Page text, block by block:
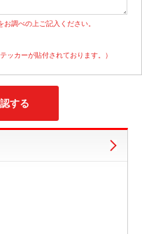
調べの上ご記入ください。
ッカーが貼付されております。）